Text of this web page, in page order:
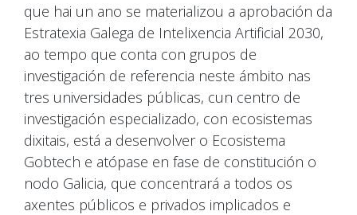
que hai un ano se materializou a aprobación da
Estratexia Galega de Intelixencia Artificial 2030,
ao tempo que conta con grupos de
investigación de referencia neste ámbito nas
tres universidades públicas, cun centro de
investigación especializado, con ecosistemas
dixitais, está a desenvolver o Ecosistema
Gobtech e atópase en fase de constitución o
nodo Galicia, que concentrará a todos os
axentes públicos e privados implicados e